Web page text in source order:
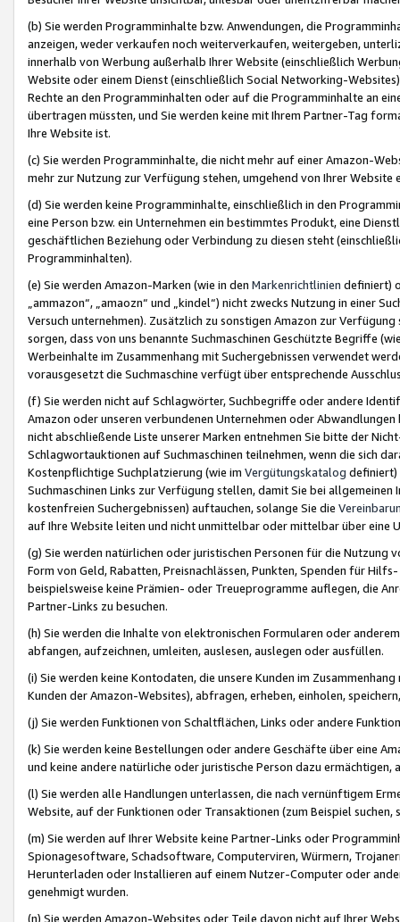
(b) Sie werden Programminhalte bzw. Anwendungen, die
anzeigen, weder verkaufen noch weiterverkaufen, weitergeben,
innerhalb von Werbung außerhalb Ihrer Website (einschließlich
Website oder einem Dienst (einschließlich Social Networking-
Rechte an den Programminhalten oder auf die Programminhalte an
übertragen müssten, und Sie werden keine mit Ihrem Partner-Tag
Ihre Website ist.
(c) Sie werden Programminhalte, die nicht mehr auf einer Amazon-
mehr zur Nutzung zur Verfügung stehen, umgehend von Ihrer
(d) Sie werden keine Programminhalte, einschließlich in den
eine Person bzw. ein Unternehmen ein bestimmtes Produkt, eine
geschäftlichen Beziehung oder Verbindung zu diesen steht
Programminhalten).
(e) Sie werden Amazon-Marken (wie in den Markenrichtlinien definiert)
„ammazon“, „amaozn“ und „kindel“) nicht zwecks Nutzung in einer
Versuch unternehmen). Zusätzlich zu sonstigen Amazon zur
sorgen, dass von uns benannte Suchmaschinen Geschützte Begriffe
Werbeinhalte im Zusammenhang mit Suchergebnissen verwendet
vorausgesetzt die Suchmaschine verfügt über entsprechende
(f) Sie werden nicht auf Schlagwörter, Suchbegriffe oder andere
Amazon oder unseren verbundenen Unternehmen oder
nicht abschließende Liste unserer Marken entnehmen Sie bitte der
Schlagwortauktionen auf Suchmaschinen teilnehmen, wenn die sich
Kostenpflichtige Suchplatzierung (wie im Vergütungskatalog definiert)
Suchmaschinen Links zur Verfügung stellen, damit Sie bei
kostenfreien Suchergebnissen) auftauchen, solange Sie die
auf Ihre Website leiten und nicht unmittelbar oder mittelbar über eine
(g) Sie werden natürlichen oder juristischen Personen für die Nutzung
Form von Geld, Rabatten, Preisnachlässen, Punkten, Spenden für
beispielsweise keine Prämien- oder Treueprogramme auflegen, die
Partner-Links zu besuchen.
(h) Sie werden die Inhalte von elektronischen Formularen oder
abfangen, aufzeichnen, umleiten, auslesen, auslegen oder ausfüllen.
(i) Sie werden keine Kontodaten, die unsere Kunden im
Kunden der Amazon-Websites), abfragen, erheben, einholen,
(j) Sie werden Funktionen von Schaltflächen, Links oder andere
(k) Sie werden keine Bestellungen oder andere Geschäfte über eine
und keine andere natürliche oder juristische Person dazu
(l) Sie werden alle Handlungen unterlassen, die nach vernünftigem
Website, auf der Funktionen oder Transaktionen (zum Beispiel
(m) Sie werden auf Ihrer Website keine Partner-Links oder
Spionagesoftware, Schadsoftware, Computerviren, Würmern,
Herunterladen oder Installieren auf einem Nutzer-Computer oder
genehmigt wurden.
(n) Sie werden Amazon-Websites oder Teile davon nicht auf Ihrer